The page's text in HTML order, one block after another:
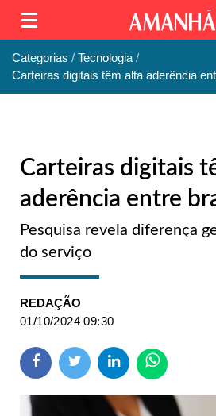
Categorias
Tecnologia
Carteiras digitais têm alta aderência
Carteiras digitais
aderência entre
Pesquisa revela diferença
do serviço
REDAÇÃO
01/10/2024 09:30